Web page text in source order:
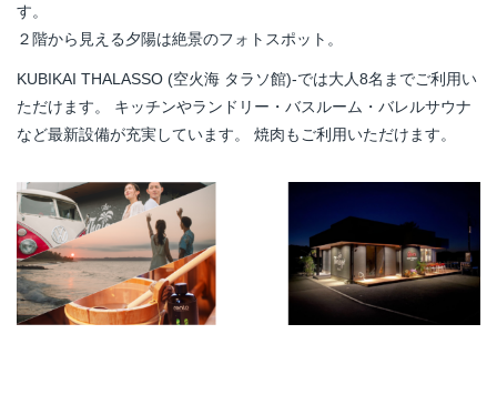
す。
２階から見える夕陽は絶景のフォトスポット。
KUBIKAI THALASSO (空火海 タラソ館)-では大人8名までご利用い
ただけます。 キッチンやランドリー・バスルーム・バレルサウナ
など最新設備が充実しています。 焼肉もご利用いただけます。